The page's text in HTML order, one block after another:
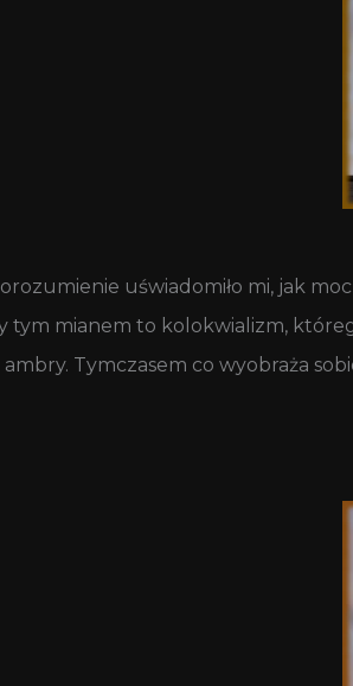
uświadomiło mi, jak
tym mianem to kolokwializm,
Tymczasem co wyobraża